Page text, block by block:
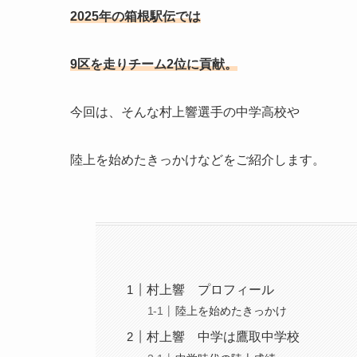
2025年の箱根駅伝では
9区を走りチーム2位に貢献。
今回は、そんな村上響選手の中学高校や
陸上を始めたきっかけなどをご紹介します。
村上響 プロフィール
陸上を始めたきっかけ
村上響 中学は鷹取中学校